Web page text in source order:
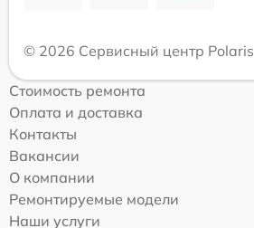
© 2026 Сервисный центр Polaris
Стоимость ремонта
Оплата и доставка
Контакты
Вакансии
О компании
Ремонтируемые модели
Наши услуги